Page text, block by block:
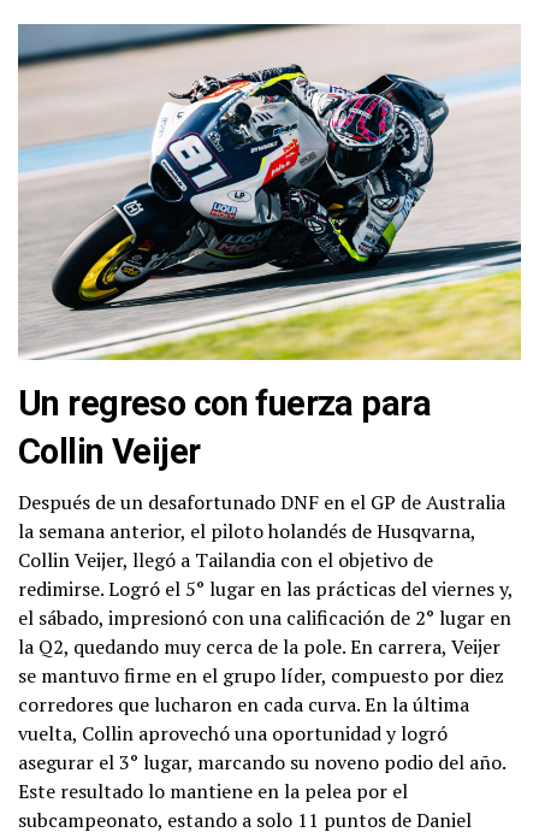
Un regreso con fuerza para
Collin Veijer
Después de un desafortunado DNF en el GP de Australia
la semana anterior, el piloto holandés de Husqvarna,
Collin Veijer, llegó a Tailandia con el objetivo de
redimirse. Logró el 5° lugar en las prácticas del viernes y,
el sábado, impresionó con una calificación de 2° lugar en
la Q2, quedando muy cerca de la pole. En carrera, Veijer
se mantuvo firme en el grupo líder, compuesto por diez
corredores que lucharon en cada curva. En la última
vuelta, Collin aprovechó una oportunidad y logró
asegurar el 3° lugar, marcando su noveno podio del año.
Este resultado lo mantiene en la pelea por el
subcampeonato, estando a solo 11 puntos de Daniel